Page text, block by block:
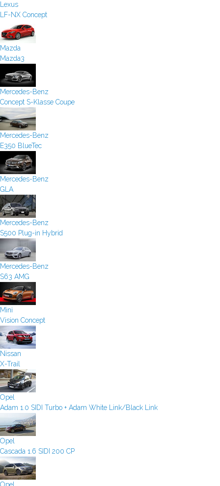
Lexus
LF-NX Concept
Mazda
Mazda3
Mercedes-Benz
Concept S-Klasse Coupe
Mercedes-Benz
E350 BlueTec
Mercedes-Benz
GLA
Mercedes-Benz
S500 Plug-in Hybrid
Mercedes-Benz
S63 AMG
Mini
Vision Concept
Nissan
X-Trail
Opel
Adam 1.0 SIDI Turbo + Adam White Link/Black Link
Opel
Cascada 1.6 SIDI 200 CP